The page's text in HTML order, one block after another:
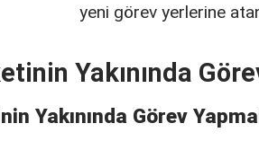
yeni görev yerlerine
Yakınında
Yakınında Görev